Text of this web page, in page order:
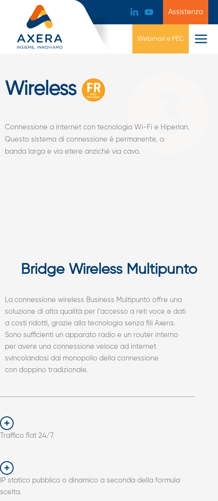
Assistenza
Webmail e PEC
Wireless
Connessione a internet con tecnologia Wi-Fi e Hiperlan.
Questo sistema di connessione è permanente, a
banda larga e via etere anziché via cavo.
Bridge Wireless Multipunto
La connessione wireless Business Multipunto offre una
soluzione di alta qualità per l’accesso a reti voce e dati
a costi ridotti, grazie alla tecnologia senza fili Axera.
Sono sufficienti un apparato radio e un router interno
per avere una connessione veloce ad internet
svincolandosi dal monopolio della connessione
con doppino tradizionale.
Traffico flat 24/7.
IP statico pubblico o dinamico a seconda della formula
scelta.